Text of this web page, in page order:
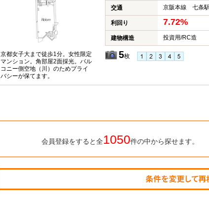
京都女子大まで徒歩1分。女性限定
マンション。角部屋2面採光。バル
コニー側空地（川）のためプライ
バシーが保てます。
交通 京阪本線 七条
利回り 7.72%
建物構造 投資用/RC造
5枚
会員登録をすると全1050件の中から探せます。